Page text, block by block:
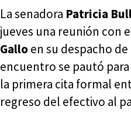
La senadora Patricia
jueves una reunión con
Galloen su despacho de
encuentro se pautó
la primera cita formal
regreso del efectivo al